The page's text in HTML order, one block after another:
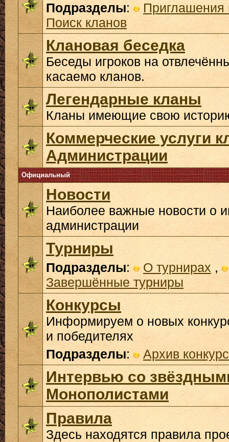
Подразделы:
Приглашения
Поиск кланов
Клановая беседка
Беседы игроков на
касаемо кланов.
Легендарные кланы
Кланы имеющие свою
Коммерческие услуги
Администрации
Официальный
Новости
Наиболее важные новости о
администрации
Турниры
Подразделы: О турнирах ,
Завершённые турниры
Конкурсы
Информируем о новых
и победителях
Подразделы: Архив
Интервью со
Монополистами
Правила
Здесь находятся правила